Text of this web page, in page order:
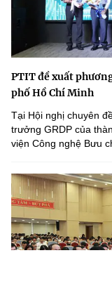
PTIT đề xuất
phố Hồ Chí Minh
Tại Hội nghị chuyên
trưởng GRDP của
viện Công nghệ Bưu